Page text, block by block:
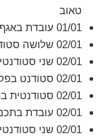
טאוב
01/01 עובדת באגף התקציבים
02/01 שלושה סטודנטים בפקולטה להנדסה כימית ע"ש וולפסון
02/01 שני סטודנטים בפקולטה למתמטיקה
02/01 סטודנט בפקולטה לפיזיקה
02/01 סטודנטית במעונות מזרח ישן
02/01 עובדת בתכנית האנרגיה ע”ש ננסי וסטיבן גרנד
02/01 שני